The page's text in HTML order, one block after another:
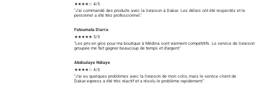
★★★★☆ 4/5
"J'ai commandé des produits avec la livraison à Dakar. Les délais ont été respectés et le
personnel a été très professionnel."
Fatoumata Diarra
★★★★★ 5/5
"Les prix en gros pour ma boutique à Médina sont vraiment compétitifs. Le service de livraison
groupée me fait gagner beaucoup de temps et d'argent."
Abdoulaye Ndiaye
★★★★☆ 4/5
"J'ai eu quelques problèmes avec la livraison de mon colis, mais le service client de
Dakar.express a été très réactif et a résolu le problème rapidement."